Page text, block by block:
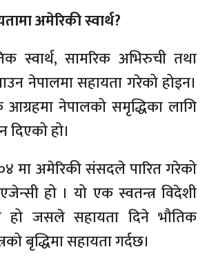
अमेरिकी स्वार्थ?
स्वार्थ, सामरिक अभिरुची तथा
नेपालमा सहायता गरेको होइन।
नेपालको समृद्धिका लागि
हो।
मा अमेरिकी संसदले पारित गरेको
हो । यो एक स्वतन्त्र विदेशी
हो जसले सहायता दिने भौतिक
बृद्धिमा सहायता गर्दछ।